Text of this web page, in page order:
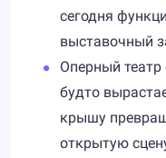
сегодня
выставочный
Оперный
будто
крышу
открытую